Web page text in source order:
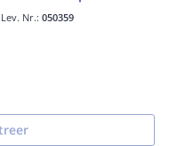
Lev. Nr.: 050359